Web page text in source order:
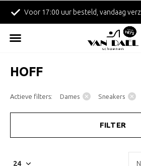
Voor 17:00 uur besteld, vandaag verzonden!
HOFF
Actieve filters: Dames Sneakers
FILTER